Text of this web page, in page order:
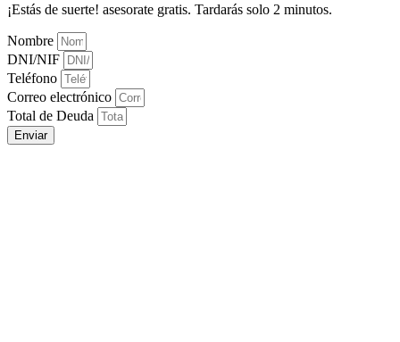
¡Estás de suerte! asesorate gratis. Tardarás solo 2 minutos.
Nombre
DNI/NIF
Teléfono
Correo electrónico
Total de Deuda
Enviar